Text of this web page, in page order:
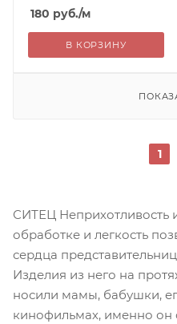
180 руб./м
В КОРЗИНУ
1
СИТЕЦ Неприхотливость
обработке и легкость
сердца
Изделия из него на
носили мамы, бабушки,
кинофильмах, именно он